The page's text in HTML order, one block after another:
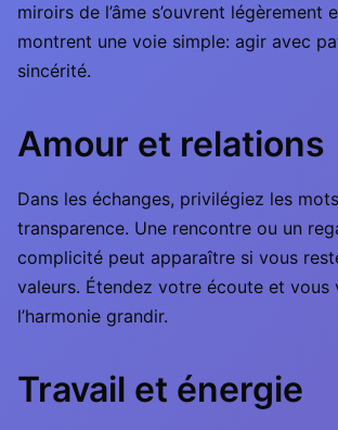
miroirs de l’âme s’ouvrent légèrement
montrent une voie simple: agir avec
sincérité.
Amour et relations
Dans les échanges, privilégiez les
transparence. Une rencontre ou un
complicité peut apparaître si vous
valeurs. Étendez votre écoute et vous
l’harmonie grandir.
Travail et énergie